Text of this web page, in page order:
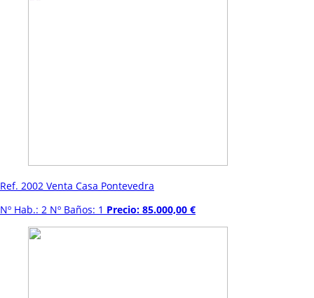
Ref. 2002 Venta Casa Pontevedra
Nº Hab.: 2 Nº Baños: 1 Precio: 85.000,00 €